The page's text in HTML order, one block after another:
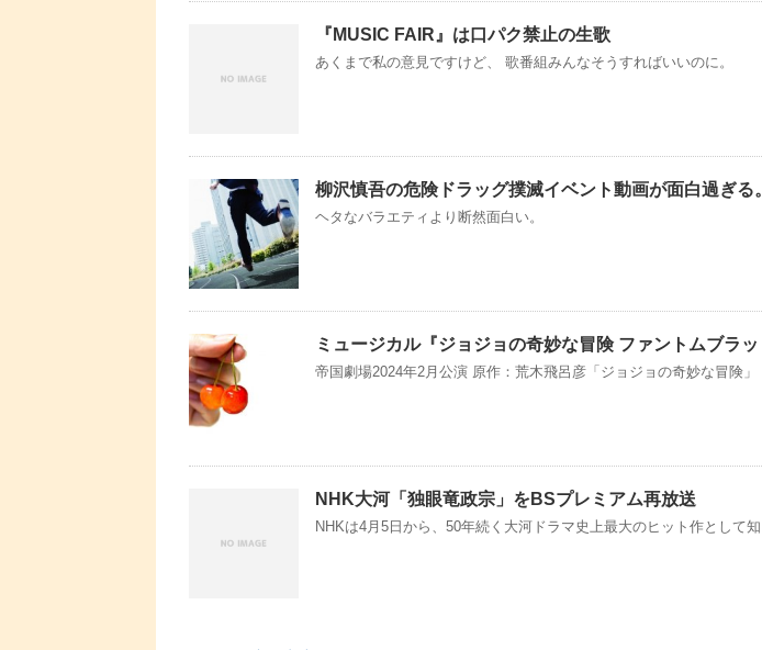
『MUSIC FAIR』は口パク禁止の生歌
あくまで私の意見ですけど、 歌番組みんなそうすればいいのに。
柳沢慎吾の危険ドラッグ撲滅イベント動画が面白過ぎる。
ヘタなバラエティより断然面白い。
ミュージカル『ジョジョの奇妙な冒険 ファントムブラッ
帝国劇場2024年2月公演 原作：荒木飛呂彦「ジョジョの奇妙な冒険
NHK大河「独眼竜政宗」をBSプレミアム再放送
NHKは4月5日から、50年続く大河ドラマ史上最大のヒット作として